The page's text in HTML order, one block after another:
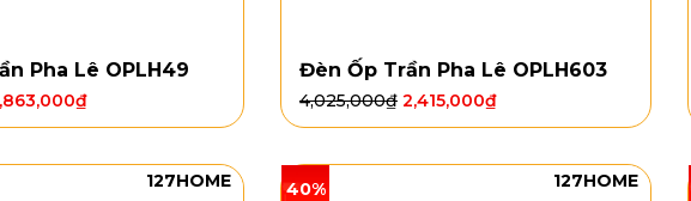
Pha Lê OPLH49
₫
Đèn Ốp Trần Pha Lê OPLH603
4,025,000₫ 2,415,000₫
127HOME 40% 127HOME